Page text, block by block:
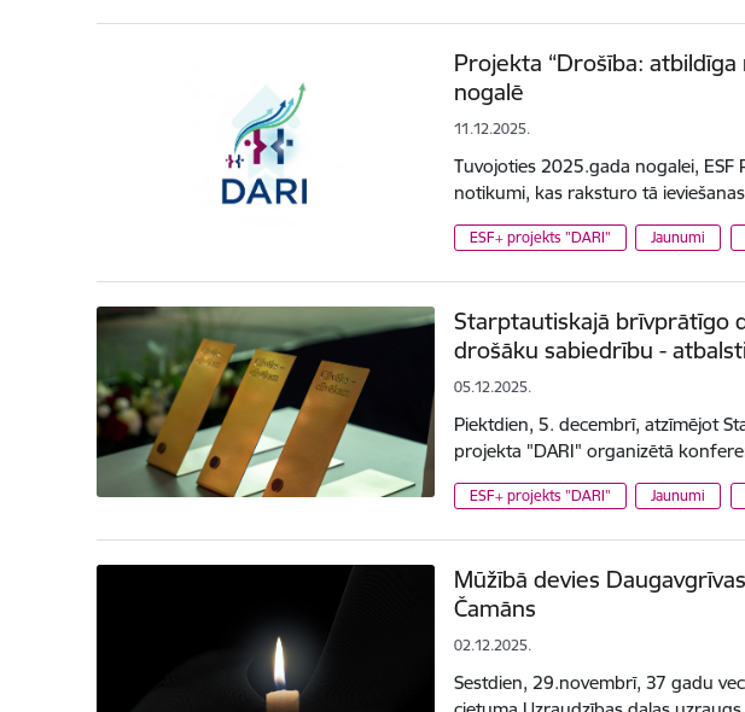
Projekta “Drošība:
nogalē
11.12.2025.
Tuvojoties 2025.gada nogalei, ESF
notikumi, kas raksturo tā
ESF+ projekts "DARI" Jaunumi
Starptautiskajā brīvprātīgo
drošāku sabiedrību -
05.12.2025.
Piektdien, 5. decembrī, atzīmējot
projekta "DARI" organizētā
ESF+ projekts "DARI" Jaunumi
Mūžībā devies
Čamāns
02.12.2025.
Sestdien, 29.novembrī, 37 gadu